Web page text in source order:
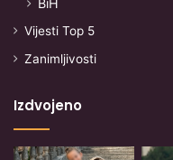
BiH
Vijesti Top 5
Zanimljivosti
Izdvojeno